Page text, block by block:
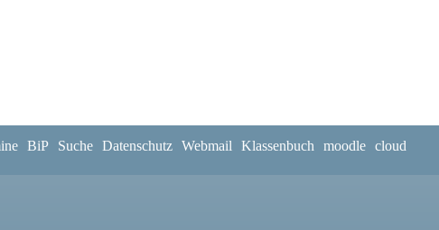
BiP Suche Datenschutz Webmail Klassenbuch moodle cloud